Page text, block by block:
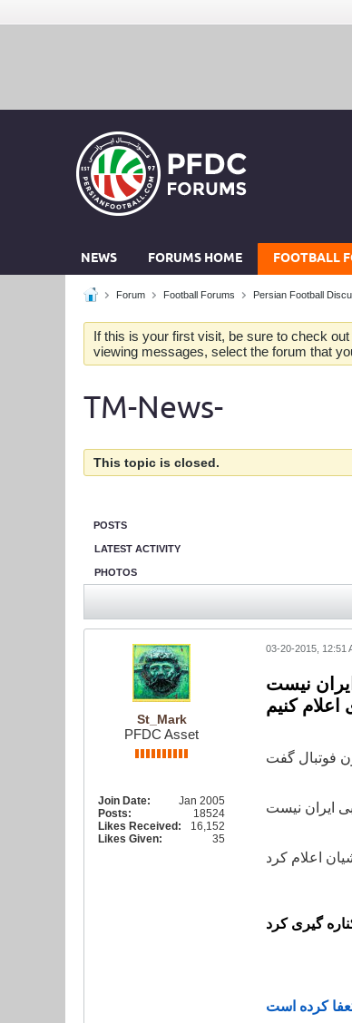
NEWS FORUMS HOME FOOTBALL
Forum Football Forums Persian Football
If this is your first visit, be sure to check out
viewing messages, select the forum that
TM-News-
This topic is closed.
POSTS
LATEST ACTIVITY
PHOTOS
St_Mark
PFDC Asset
Join Date:
Jan 2005
Posts:
18524
Likes Received:
16,152
Likes Given:
35
03-20-2015, 12:51
نیست
کنیم
گیری کرد